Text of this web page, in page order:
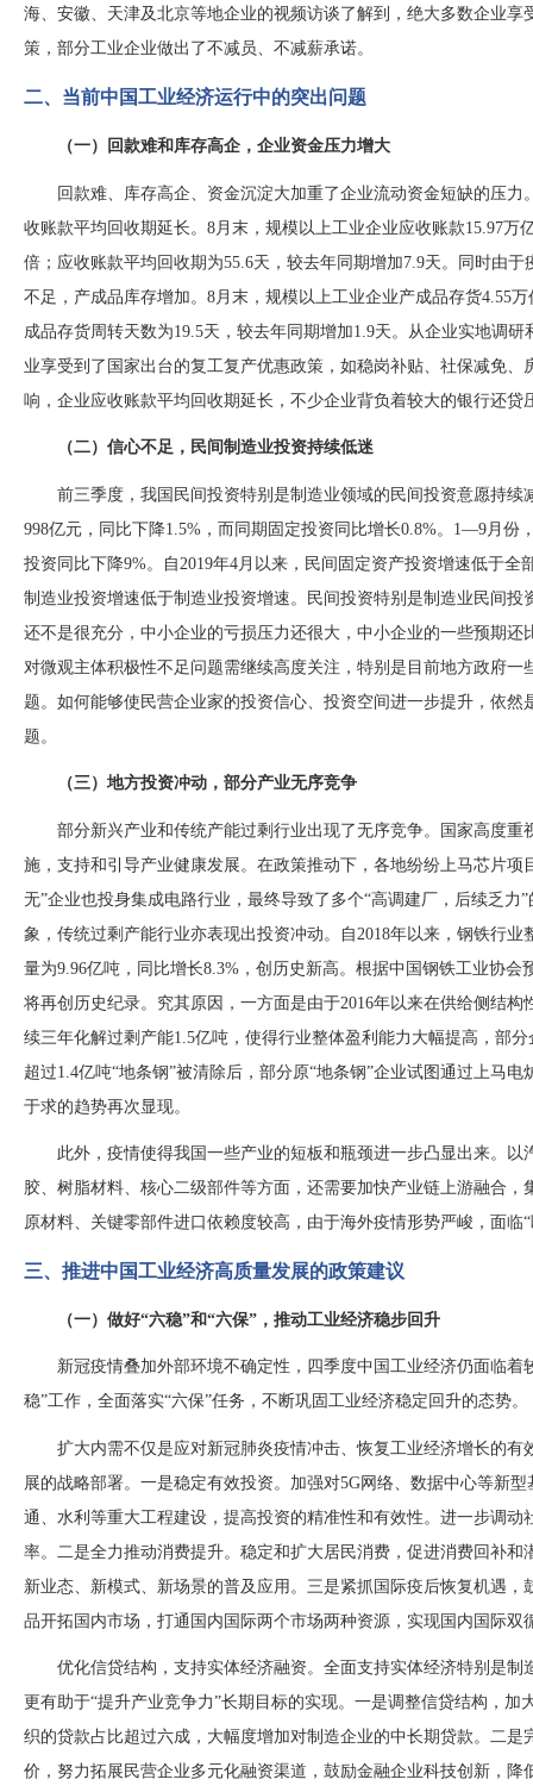
海、安徽、天津及北京等地企业的视频访谈了解到，绝大多数企业
策，部分工业企业做出了不减员、不减薪承诺。
二、当前中国工业经济运行中的突出问题
（一）回款难和库存高企，企业资金压力增大
回款难、库存高企、资金沉淀大加重了企业流动资金短缺的压
收账款平均回收期延长。 8月末，规模以上工业企业应收账款15.97万
倍；应收账款平均回收期为55.6天，较去年同期增加7.9天。同时由
不足，产成品库存增加。8月末，规模以上工业企业产成品存货4.55
成品存货周转天数为19.5天，较去年同期增加1.9天。从企业实地调
业享受到了国家出台的复工复产优惠政策，如稳岗补贴、社保减免
响，企业应收账款平均回收期延长，不少企业背负着较大的银行还贷
（二）信心不足，民间制造业投资持续低迷
前三季度，我国民间投资特别是制造业领域的民间投资意愿持续
998亿元，同比下降1.5%，而同期固定投资同比增长0.8%。1—9月份
投资同比下降9%。自2019年4月以来，民间固定资产投资增速低于全
制造业投资增速低于制造业投资增速。民间投资特别是制造业民间
还不是很充分，中小企业的亏损压力还很大，中小企业的一些预期
对微观主体积极性不足问题需继续高度关注，特别是目前地方政府
题。如何能够使民营企业家的投资信心、投资空间进一步提升，依
题。
（三）地方投资冲动，部分产业无序竞争
部分新兴产业和传统产能过剩行业出现了无序竞争。国家高度
施，支持和引导产业健康发展。在政策推动下，各地纷纷上马芯片
无”企业也投身集成电路行业，最终导致了多个“高调建厂，后续乏力
象，传统过剩产能行业亦表现出投资冲动。自2018年以来，钢铁行
量为9.96亿吨，同比增长8.3%，创历史新高。根据中国钢铁工业协会
将再创历史纪录。究其原因，一方面是由于2016年以来在供给侧结
续三年化解过剩产能1.5亿吨，使得行业整体盈利能力大幅提高，部
超过1.4亿吨“地条钢”被清除后，部分原“地条钢”企业试图通过上马
于求的趋势再次显现。
此外，疫情使得我国一些产业的短板和瓶颈进一步凸显出来。
胶、树脂材料、核心二级部件等方面，还需要加快产业链上游融合
原材料、关键零部件进口依赖度较高，由于海外疫情形势严峻，面临
三、推进中国工业经济高质量发展的政策建议
（一）做好“六稳”和“六保”，推动工业经济稳步回升
新冠疫情叠加外部环境不确定性，四季度中国工业经济仍面临
稳”工作，全面落实“六保”任务，不断巩固工业经济稳定回升的态势。
扩大内需不仅是应对新冠肺炎疫情冲击、恢复工业经济增长的
展的战略部署。一是稳定有效投资。加强对5G网络、数据中心等新
通、水利等重大工程建设，提高投资的精准性和有效性。进一步调
率。二是全力推动消费提升。稳定和扩大居民消费，促进消费回补
新业态、新模式、新场景的普及应用。三是紧抓国际疫后恢复机遇
品开拓国内市场，打通国内国际两个市场两种资源，实现国内国际双
优化信贷结构，支持实体经济融资。全面支持实体经济特别是制
更有助于“提升产业竞争力”长期目标的实现。一是调整信贷结构，
织的贷款占比超过六成，大幅度增加对制造企业的中长期贷款。二
价，努力拓展民营企业多元化融资渠道，鼓励金融企业科技创新，降